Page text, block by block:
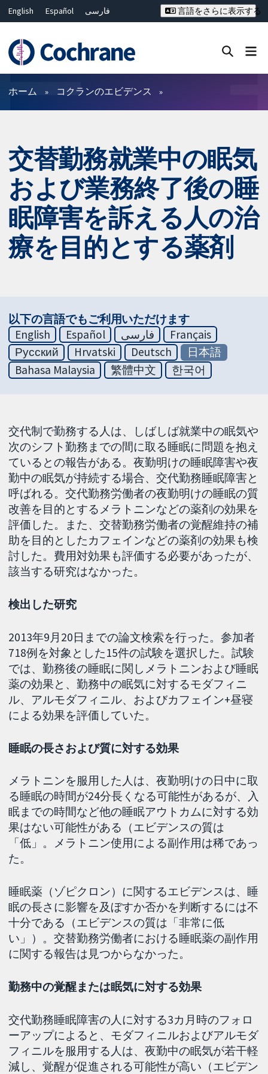
English Español
فارسی
Deutsch
Bahasa Malaysia
ไทย
繁體中文
简体中文
言語をさらに表示する
フィルター
ホーム コクランのエビデンス
交替勤務就業中の眠気
および業務終了後の睡
眠障害を訴える人の治
療を目的とする薬剤
以下の言語でもご利用いただけます
English
Español فارسی
Français
Русский
Hrvatski Deutsch
日本語
Bahasa Malaysia
繁體中文 한국어
交代制で勤務する人は、しばしば就業中の眠気や
次のシフト勤務までの間に取る睡眠に問題を抱え
ているとの報告がある。夜勤明けの睡眠障害や夜
勤中の眠気が持続する場合、交代勤務睡眠障害と
呼ばれる。交代勤務労働者の夜勤明けの睡眠の質
改善を目的とするメラトニンなどの薬剤の効果を
評価した。また、交替勤務労働者の覚醒維持の補
助を目的としたカフェインなどの薬剤の効果も検
討した。費用対効果も評価する必要があったが、
該当する研究はなかった。
検出した研究
2013年9月20日までの論文検索を行った。参加者
718例を対象とした15件の試験を選択した。試験
では、勤務後の睡眠に関しメラトニンおよび睡眠
薬の効果と、勤務中の眠気に対するモダフィニ
ル、アルモダフィニル、およびカフェイン+昼寝
による効果を評価していた。
睡眠の長さおよび質に対する効果
メラトニンを服用した人は、夜勤明けの日中に取
る睡眠の時間が24分長くなる可能性があるが、入
眠までの時間など他の睡眠アウトカムに対する効
果はない可能性がある（エビデンスの質は
「低」。メラトニン使用による副作用は稀であっ
た。
睡眠薬（ゾピクロン）に関するエビデンスは、睡
眠の長さに影響を及ぼすか否かを判断するには不
十分である（エビデンスの質は「非常に低
い」）。交替勤務労働者における睡眠薬の副作用
に関する報告は見つからなかった。
勤務中の覚醒または眠気に対する効果
交代勤務睡眠障害の人に対する3カ月時のフォロ
ーアップによると、モダフィニルおよびアルモダ
フィニルを服用する人は、夜勤中の眠気が若干軽
減し、覚醒が促進される可能性が高い（エビデン